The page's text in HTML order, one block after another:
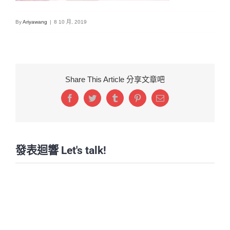
ByAriyawang | 8 10 月, 2019
Share This Article 分享文章吧
FacebookTwitterTumblrPinterestEmail:
發表迴響 Let's talk!